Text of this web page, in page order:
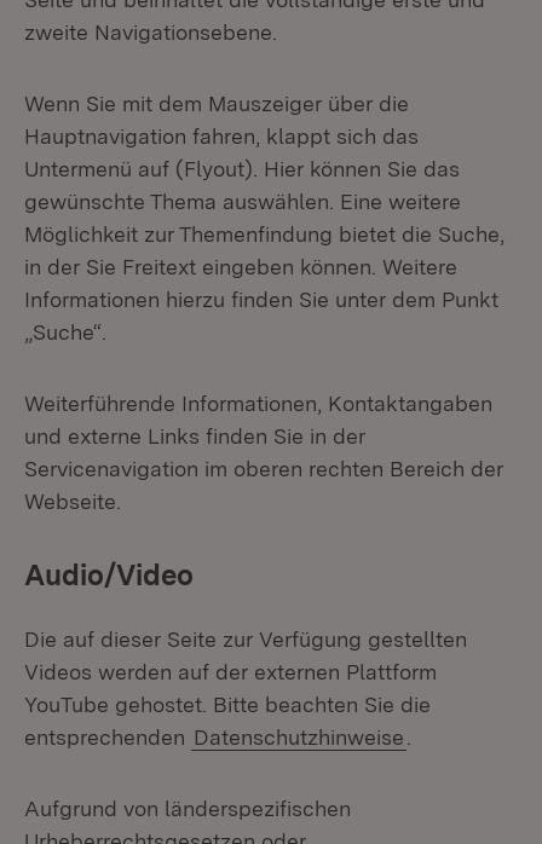
zweite Navigationsebene.
Wenn Sie mit dem Mauszeiger über die
Hauptnavigation fahren, klappt sich das
Untermenü auf (Flyout). Hier können Sie das
gewünschte Thema auswählen. Eine weitere
Möglichkeit zur Themenfindung bietet die Suche,
in der Sie Freitext eingeben können. Weitere
Informationen hierzu finden Sie unter dem Punkt
„Suche“.
Weiterführende Informationen, Kontaktangaben
und externe Links finden Sie in der
Servicenavigation im oberen rechten Bereich der
Webseite.
Audio/Video
Die auf dieser Seite zur Verfügung gestellten
Videos werden auf der externen Plattform
YouTube gehostet. Bitte beachten Sie die
entsprechenden Datenschutzhinweise
Aufgrund von länderspezifischen